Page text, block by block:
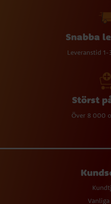
Snabba
Leveranstid
Störst
Över 8 000